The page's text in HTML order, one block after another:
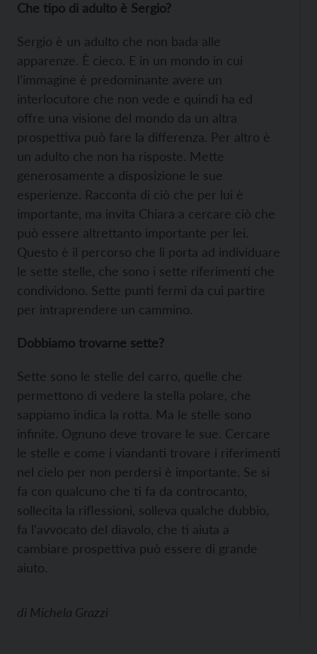
Che tipo di adulto è Sergio?
Sergio è un adulto che non bada alle
apparenze. È cieco. E in un mondo in cui
l’immagine è predominante avere un
interlocutore che non vede e quindi ha ed
offre una visione del mondo da un altra
prospettiva può fare la differenza. Per altro è
un adulto che non ha risposte. Mette
generosamente a disposizione le sue
esperienze. Racconta di ciò che per lui è
importante, ma invita Chiara a cercare ciò che
può essere altrettanto importante per lei.
Questo è il percorso che li porta ad individuare
le sette stelle, che sono i sette riferimenti che
condividono. Sette punti fermi da cui partire
per intraprendere un cammino.
Dobbiamo trovarne sette?
Sette sono le stelle del carro, quelle che
permettono di vedere la stella polare, che
sappiamo indica la rotta. Ma le stelle sono
infinite. Ognuno deve trovare le sue. Cercare
le stelle e come i viandanti trovare i riferimenti
nel cielo per non perdersi è importante. Se si
fa con qualcuno che ti fa da controcanto,
sollecita la riflessioni, solleva qualche dubbio,
fa l’avvocato del diavolo, che ti aiuta a
cambiare prospettiva può essere di grande
aiuto.
di Michela Grazzi